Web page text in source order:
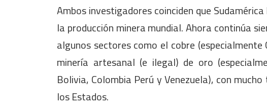
Ambos investigadores coinciden que
la producción minera mundial. Ahora continúa
algunos sectores como el cobre
minería artesanal (e ilegal) de oro
Bolivia, Colombia Perú y Venezuela), con
los Estados.